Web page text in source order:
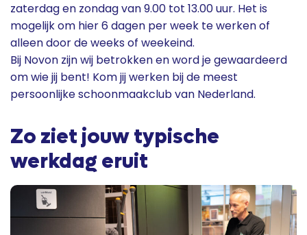
zaterdag en zondag van 9.00 tot 13.00 uur. Het is
mogelijk om hier 6 dagen per week te werken of
alleen door de weeks of weekeind.
Bij Novon zijn wij betrokken en word je gewaardeerd
om wie jij bent! Kom jij werken bij de meest
persoonlijke schoonmaakclub van Nederland.
Zo ziet jouw typische
werkdag eruit